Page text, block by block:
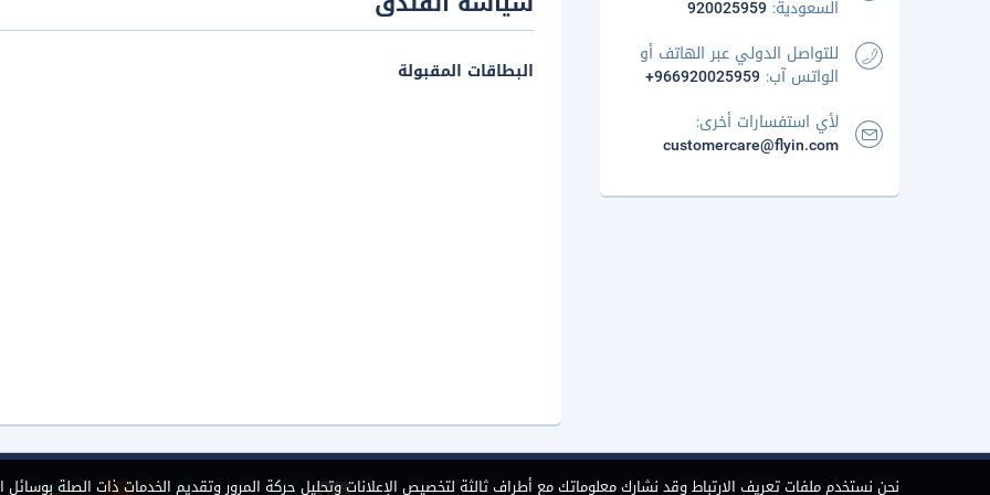
البطاقات المقبولة
السعودية: 920025959
للتواصل الدولي عبر الهاتف أو
الواتس آب: +966920025959
لأي استفسارات أخرى:
customercare@flyin.com
نحن نستخدم ملفات تعريف الارتباط وقد نشارك معلوماتك مع أطراف ثالثة لتخصيص الإعلانات وتحليل حركة المرور وتقديم الخدمات ذات الصلة بوسائل